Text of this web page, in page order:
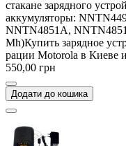
стакане зарядного
аккумуляторы:
NNTN4851A,
Mh)Купить зарядное
рации Motorola в Киеве
550,00 грн
Додати до кошика